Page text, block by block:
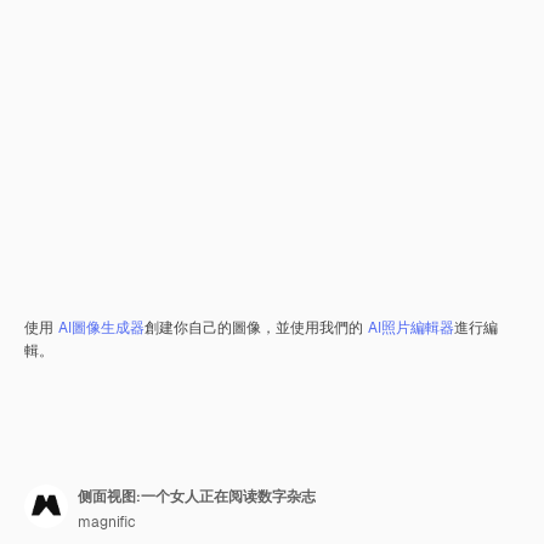
使用 AI圖像生成器創建你自己的圖像，並使用我們的 AI照片編輯器進行編
輯。
侧面视图:一个女人正在阅读数字杂志
magnific